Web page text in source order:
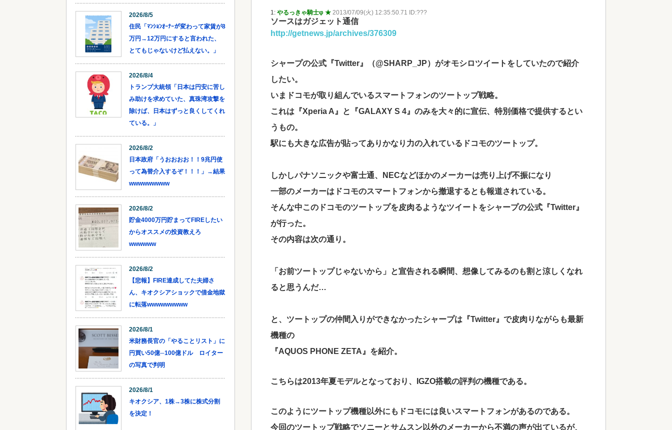
1: やるっきゃ騎士φ ★ 2013/07/09(火) 12:35:50.71 ID:???
ソースはガジェット通信
http://getnews.jp/archives/376309
シャープの公式『Twitter』（@SHARP_JP）がオモシロツイートをしていたので紹介
したい。
いまドコモが取り組んでいるスマートフォンのツートップ戦略。
これは『Xperia A』と『GALAXY S 4』のみを大々的に宣伝、特別価格で提供するとい
うもの。
駅にも大きな広告が貼ってありかなり力の入れているドコモのツートップ。
しかしパナソニックや富士通、NECなどほかのメーカーは売り上げ不振になり
一部のメーカーはドコモのスマートフォンから撤退するとも報道されている。
そんな中このドコモのツートップを皮肉るようなツイートをシャープの公式『Twitter』
が行った。
その内容は次の通り。
「お前ツートップじゃないから」と宣告される瞬間、想像してみるのも割と涼しくなれ
ると思うんだ…
と、ツートップの仲間入りができなかったシャープは『Twitter』で皮肉りながらも最新
機種の
『AQUOS PHONE ZETA』を紹介。
こちらは2013年夏モデルとなっており、IGZO搭載の評判の機種である。
このようにツートップ機種以外にもドコモには良いスマートフォンがあるのである。
今回のツートップ戦略でソニーとサムスン以外のメーカーから不満の声が出ているが、
2026/8/5
住民「ﾏﾝｼｮﾝｵｰﾅｰが変わって家賃が8
万円→12万円にすると言われた、
とてもじゃないけど払えない。」
2026/8/4
トランプ大統領「日本は円安に苦し
み助けを求めていた、真珠湾攻撃を
除けば、日本はずっと良くしてくれ
ている。」
2026/8/2
日本政府「うおおおお！！9兆円使
って為替介入するぞ！！！」→結果
wwwwwwwww
2026/8/2
貯金4000万円貯まってFIREしたい
からオススメの投資教えろ
wwwwww
2026/8/2
【悲報】FIRE達成してた夫婦さ
ん、キオクシアショックで借金地獄
に転落wwwwwwwww
2026/8/1
米財務長官の「やることリスト」に
円買い50億─100億ドル ロイター
の写真で判明
2026/8/1
キオクシア、1株→3株に株式分割
を決定！